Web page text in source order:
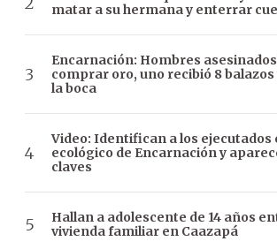
matar a su hermana y enterrar
Encarnación: Hombres
comprar oro, uno recibió 8
la boca
Video: Identifican a los ejecutados
ecológico de Encarnación y
claves
Hallan a adolescente de 14 años
vivienda familiar en Caazapá